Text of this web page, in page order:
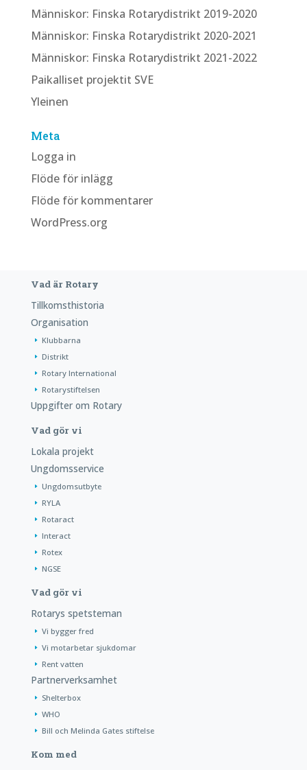
Människor: Finska Rotarydistrikt 2019-2020
Människor: Finska Rotarydistrikt 2020-2021
Människor: Finska Rotarydistrikt 2021-2022
Paikalliset projektit SVE
Yleinen
Meta
Logga in
Flöde för inlägg
Flöde för kommentarer
WordPress.org
Vad är Rotary
Tillkomsthistoria
Organisation
Klubbarna
Distrikt
Rotary International
Rotarystiftelsen
Uppgifter om Rotary
Vad gör vi
Lokala projekt
Ungdomsservice
Ungdomsutbyte
RYLA
Rotaract
Interact
Rotex
NGSE
Vad gör vi
Rotarys spetsteman
Vi bygger fred
Vi motarbetar sjukdomar
Rent vatten
Partnerverksamhet
Shelterbox
WHO
Bill och Melinda Gates stiftelse
Kom med